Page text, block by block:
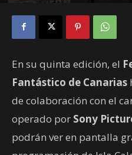
En su quinta edición, el
Fantástico de Canarias
de colaboración con el
operado por Sony
podrán ver en pantalla